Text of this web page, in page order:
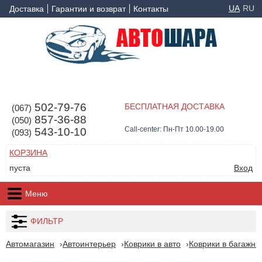
Доставка Гарантии и возврат Контакты UA RU
(067) 502-79-76
(050) 857-36-88
(093) 543-10-10
БЕСПЛАТНАЯ ДОСТАВКА
Call-center: Пн-Пт 10.00-19.00
КОРЗИНА
пуста
Вход
Меню
ФИЛЬТР
Автомагазин Автоинтерьер Коврики в авто Коврики в